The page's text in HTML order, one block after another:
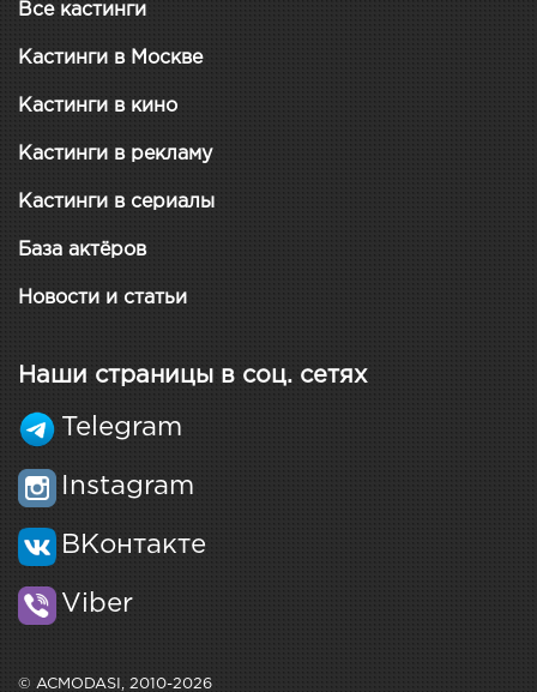
Все кастинги
Кастинги в Москве
Кастинги в кино
Кастинги в рекламу
Кастинги в сериалы
База актёров
Новости и статьи
Наши страницы в соц. сетях
Telegram
Instagram
ВКонтакте
Viber
© ACMODASI, 2010-2026